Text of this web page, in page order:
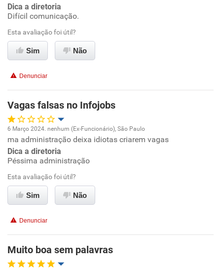
Conciliação com a vida familiar
Benefícios
Dica a diretoria
Difícil comunicação.
Esta avaliação foi útil?
Sim Não
Denunciar
Vagas falsas no Infojobs
Oportunidade de promoção
Ambiente de trabalho
Conciliação com a vida familiar
Não recomenda a diretoria
6 Março 2024. nenhum (Ex-Funcionário), São Paulo
ma administração deixa idiotas criarem vagas
Dica a diretoria
Péssima administração
Esta avaliação foi útil?
Sim Não
Denunciar
Muito boa sem palavras